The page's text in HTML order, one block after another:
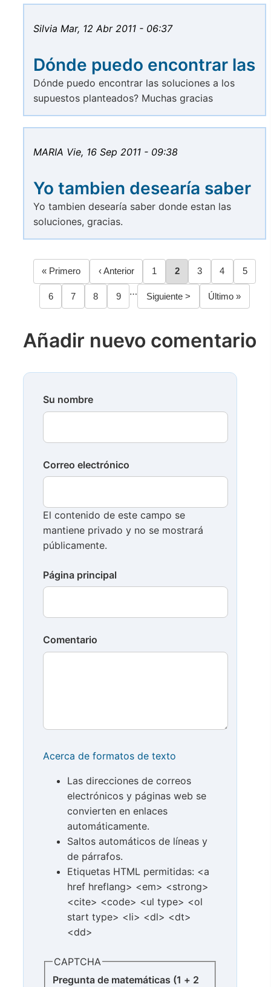
Silvia Mar, 12 Abr 2011 - 06:37
Dónde puedo encontrar las
Dónde puedo encontrar las soluciones a los
supuestos planteados? Muchas gracias
MARIA Vie, 16 Sep 2011 - 09:38
Yo tambien desearía saber
Yo tambien desearía saber donde estan las
soluciones, gracias.
Paginación
Primera
página
« Primero
Página
anterior
‹ Anterior Página
1 Página
2 Página
3 Página
4 Página
5
Página
6 Página
7 Página
8 Página
9 …
Siguiente
página
Siguiente >
Última
página
Último »
Añadir nuevo comentario
Su nombre
Correo electrónico
El contenido de este campo se
mantiene privado y no se mostrará
públicamente.
Página principal
Comentario
Acerca de formatos de texto
Las direcciones de correos
electrónicos y páginas web se
convierten en enlaces
automáticamente.
Saltos automáticos de líneas y
de párrafos.
Etiquetas HTML permitidas: <a
href hreflang> <em> <strong>
<cite> <code> <ul type> <ol
start type> <li> <dl> <dt>
<dd>
CAPTCHA
Pregunta de matemáticas (1 + 2